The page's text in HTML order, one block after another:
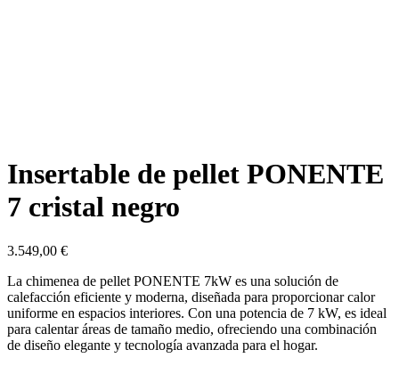
Insertable de pellet PONENTE
7 cristal negro
3.549,00 €
La chimenea de pellet PONENTE 7kW es una solución de
calefacción eficiente y moderna, diseñada para proporcionar calor
uniforme en espacios interiores. Con una potencia de 7 kW, es ideal
para calentar áreas de tamaño medio, ofreciendo una combinación
de diseño elegante y tecnología avanzada para el hogar.